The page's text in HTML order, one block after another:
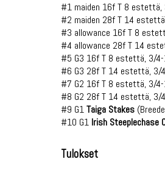
#1 maiden 16f T 8
#2 maiden 28f T 14
#3 allowance 16f T 8
#4 allowance 28f T 14
#5 G3 16f T 8 estettä, 3/
#6 G3 28f T 14 estettä, 3/
#7 G2 16f T 8 estettä, 3/
#8 G2 28f T 14 estettä, 3/
#9 G1Taiga Stakes
#10 G1 Irish Steeplechase
Tulokset